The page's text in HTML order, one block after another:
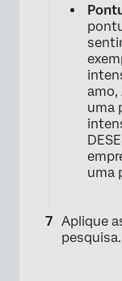
amo,
uma
uma
Aplique
pesquisa.